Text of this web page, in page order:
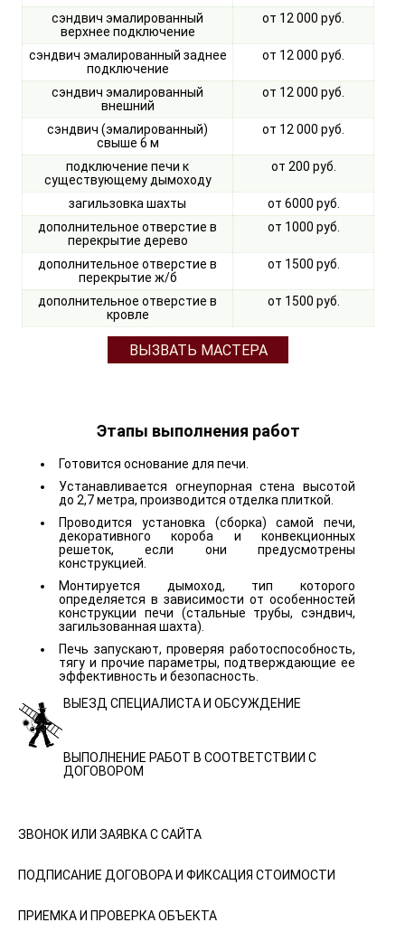
сэндвич эмалированный
верхнее подключение
от 12 000 руб.
сэндвич эмалированный заднее
подключение
от 12 000 руб.
сэндвич эмалированный
внешний
от 12 000 руб.
сэндвич (эмалированный)
свыше 6 м
от 12 000 руб.
подключение печи к
существующему дымоходу
от 200 руб.
загильзовка шахты
от 6000 руб.
дополнительное отверстие в
перекрытие дерево
от 1000 руб.
дополнительное отверстие в
перекрытие ж/б
от 1500 руб.
дополнительное отверстие в
кровле
от 1500 руб.
ВЫЗВАТЬ МАСТЕРА
Этапы выполнения работ
Готовится основание для печи.
Устанавливается огнеупорная стена высотой
до 2,7 метра, производится отделка плиткой.
Проводится установка (сборка) самой печи,
декоративного короба и конвекционных
решеток, если они предусмотрены
конструкцией.
Монтируется дымоход, тип которого
определяется в зависимости от особенностей
конструкции печи (стальные трубы, сэндвич,
загильзованная шахта).
Печь запускают, проверяя работоспособность,
тягу и прочие параметры, подтверждающие ее
эффективность и безопасность.
ВЫЕЗД СПЕЦИАЛИСТА И ОБСУЖДЕНИЕ
ВЫПОЛНЕНИЕ РАБОТ В СООТВЕТСТВИИ С
ДОГОВОРОМ
ЗВОНОК ИЛИ ЗАЯВКА С САЙТА
ПОДПИСАНИЕ ДОГОВОРА И ФИКСАЦИЯ СТОИМОСТИ
ПРИЕМКА И ПРОВЕРКА ОБЪЕКТА